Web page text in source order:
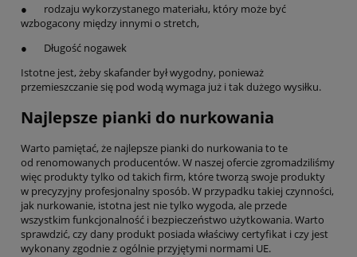
● rodzaju wykorzystanego materiału, który może być
wzbogacony między innymi o stretch,
● Długość nogawek
Istotne jest, żeby skafander był wygodny, ponieważ
przemieszczanie się pod wodą wymaga już i tak dużego wysiłku.
Najlepsze pianki do nurkowania
Warto pamiętać, że najlepsze pianki do nurkowania to te
od renomowanych producentów. W naszej ofercie zgromadziliśmy
więc produkty tylko od takich firm, które tworzą swoje produkty
w precyzyjny profesjonalny sposób. W przypadku takiej czynności,
jak nurkowanie, istotna jest nie tylko wygoda, ale przede
wszystkim funkcjonalność i bezpieczeństwo użytkowania. Warto
sprawdzić, czy dany produkt posiada właściwy certyfikat i czy jest
wykonany zgodnie z ogólnie przyjętymi normami UE.